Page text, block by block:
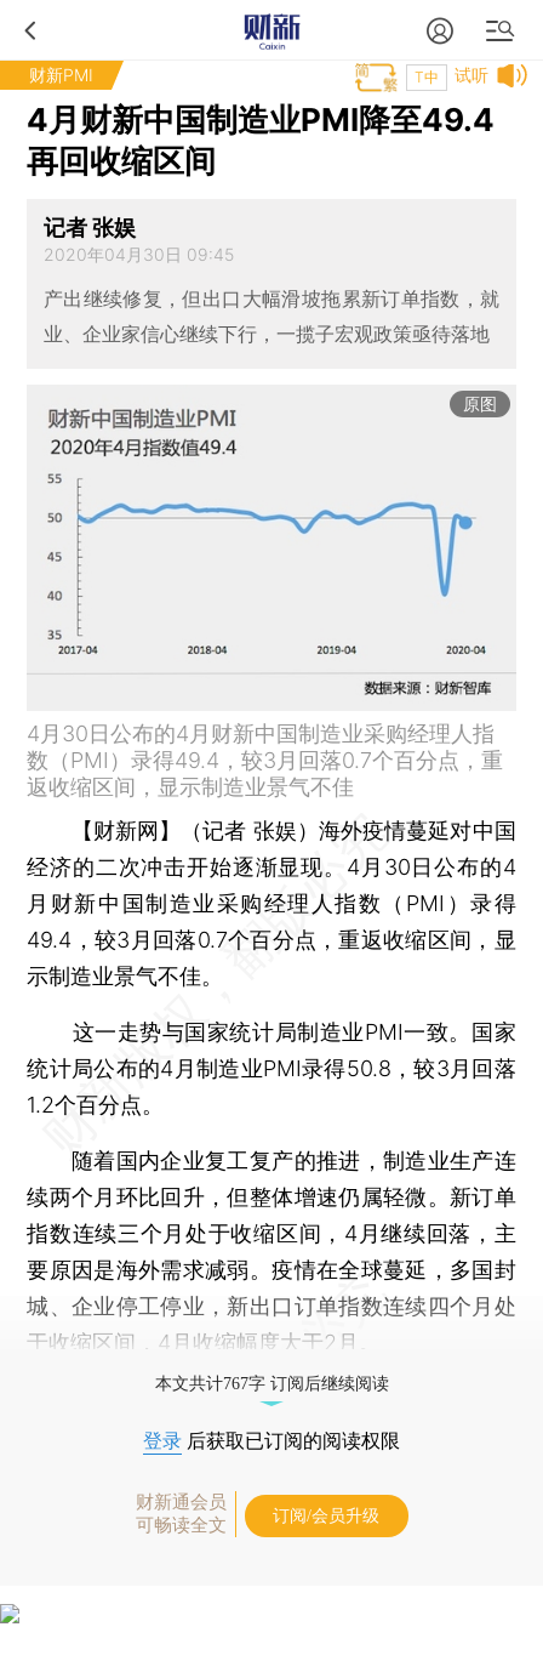
财新PMI 试听
T中
4月财新中国制造业PMI降至49.4
再回收缩区间
记者 张娱
2020年04月30日 09:45
产出继续修复，但出口大幅滑坡拖累新订单指数，就
业、企业家信心继续下行，一揽子宏观政策亟待落地
原图
4月30日公布的4月财新中国制造业采购经理人指
数（PMI）录得49.4，较3月回落0.7个百分点，重
返收缩区间，显示制造业景气不佳
【财新网】（记者 张娱） 海外疫情蔓延对中国
经济的二次冲击开始逐渐显现。4月30日公布的4
月财新中国制造业采购经理人指数（PMI）录得
49.4，较3月回落0.7个百分点，重返收缩区间，显
示制造业景气不佳。
这一走势与国家统计局制造业PMI一致。国家
统计局公布的4月制造业PMI录得50.8，较3月回落
1.2个百分点。
随着国内企业复工复产的推进，制造业生产连
续两个月环比回升，但整体增速仍属轻微。新订单
指数连续三个月处于收缩区间，4月继续回落，主
要原因是海外需求减弱。疫情在全球蔓延，多国封
城、企业停工停业，新出口订单指数连续四个月处
于收缩区间，4月收缩幅度大于2月。
本文共计767字 订阅后继续阅读
登录 后获取已订阅的阅读权限
财新通会员
可畅读全文
订阅/会员升级